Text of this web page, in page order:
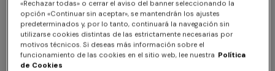
NOVIDADES
Bikini triangular de viscosa lamé con
motivo de zigzag efecto píxel
«Rechazar todas» o cerrar el aviso del banner seleccionando la
opción «Continuar sin aceptar», se mantendrán los ajustes
predeterminados y, por lo tanto, continuará la navegación sin
utilizarse cookies distintas de las estrictamente necesarias por
motivos técnicos. Si deseas más información sobre el
funcionamiento de las cookies en el sitio web, lee nuestra Política
de Cookies